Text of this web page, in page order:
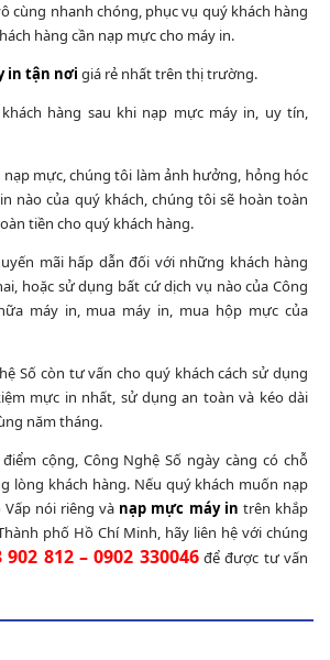
cùng nhanh chóng, phục vụ quý khách hàng
hàng cần nạp mực cho máy in.
in tận nơi giá rẻ nhất trên thị trường.
hàng sau khi nạp mực máy in, uy tín,
mực, chúng tôi làm ảnh hưởng, hỏng hóc
nào của quý khách, chúng tôi sẽ hoàn toàn
tiền cho quý khách hàng.
mãi hấp dẫn đối với những khách hàng
hoặc sử dụng bất cứ dịch vụ nào của Công
máy in, mua máy in, mua hộp mực của
Số còn tư vấn cho quý khách cách sử dụng
mực in nhất, sử dụng an toàn và kéo dài
năm tháng.
cộng, Công Nghệ Số ngày càng có chỗ
lòng khách hàng. Nếu quý khách muốn nạp
nói riêng và nạp mực máy in trên khắp
phố Hồ Chí Minh, hãy liên hệ với chúng
902 812 – 0902 330046để được tư vấn